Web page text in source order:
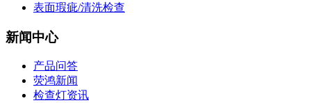
表面瑕疵/清洗检查
新闻中心
产品问答
荧鸿新闻
检查灯资讯